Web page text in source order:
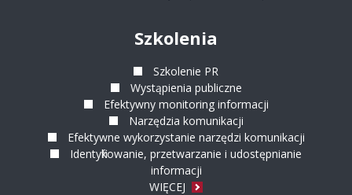
Szkolenia
Szkolenie PR
Wystąpienia publiczne
Efektywny monitoring informacji
Narzędzia komunikacji
Efektywne wykorzystanie narzędzi komunikacji
Identyfikowanie, przetwarzanie i udostępnianie
informacji
WIĘCEJ